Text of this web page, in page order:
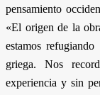
pensamiento
«El origen de la
estamos
griega. Nos
experiencia y sin